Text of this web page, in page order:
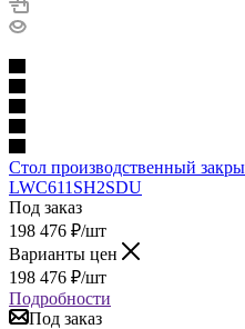
Стол производственный
LWC611SH2SDU
Под заказ
198 476 ₽/шт
Варианты цен
198 476 ₽/шт
Подробности
Под заказ